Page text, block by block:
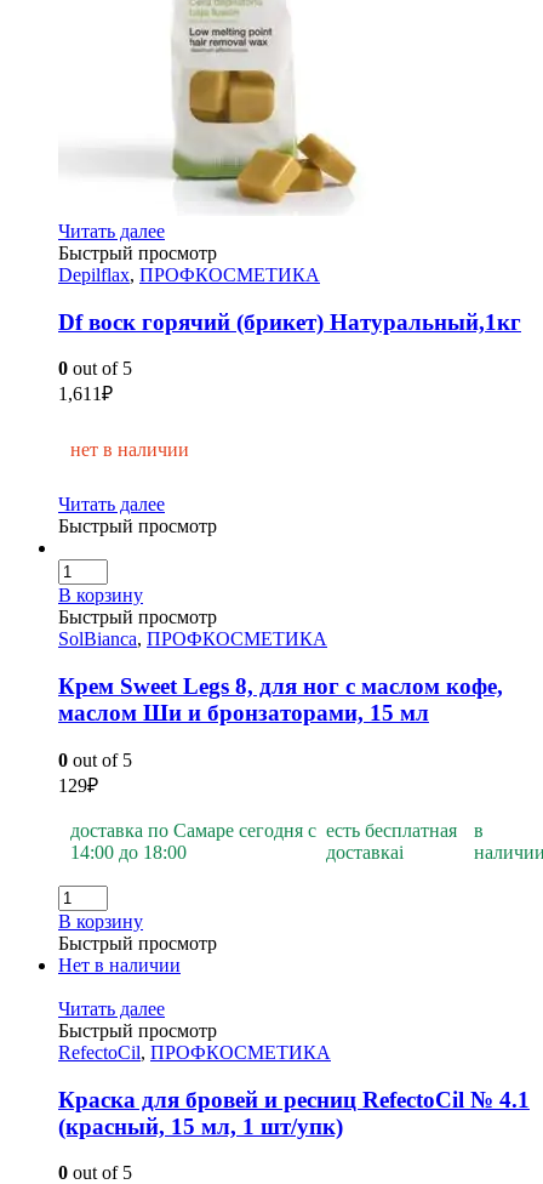
Читать далее
Быстрый просмотр
Depilflax, ПРОФКОСМЕТИКА
Df воск горячий (брикет) Натуральный,1кг
0 out of 5
1,611₽
нет в наличии
Читать далее
Быстрый просмотр
В корзину
Быстрый просмотр
SolBianca, ПРОФКОСМЕТИКА
Крем Sweet Legs 8, для ног с маслом кофе,
маслом Ши и бронзаторами, 15 мл
0 out of 5
129₽
доставка по Самаре сегодня с
14:00 до 18:00
есть бесплатная
доставкаi
в
В корзину
Быстрый просмотр
Нет в наличии
Читать далее
Быстрый просмотр
RefectoCil, ПРОФКОСМЕТИКА
Краска для бровей и ресниц RefectoCil № 4.1
(красный, 15 мл, 1 шт/упк)
0 out of 5